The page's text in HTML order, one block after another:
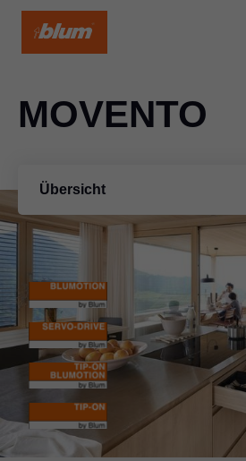
Übersicht
MOVENTO